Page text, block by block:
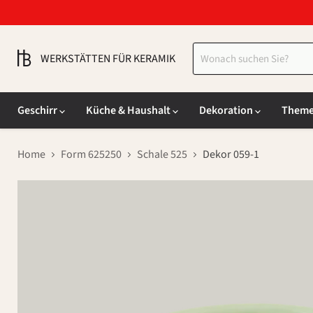
WERKSTÄTTEN FÜR KERAMIK
Geschirr
Küche & Haushalt Dekoration
Home Form 625250 Schale 525 Dekor 059-1